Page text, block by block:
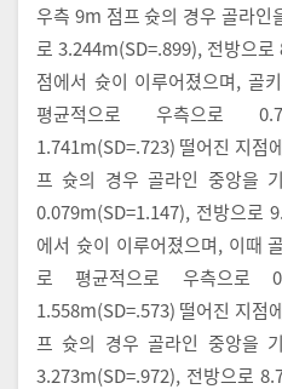
우측 9m 점프 슛의 경우 골라인
로 3.244m(SD=.899), 전방으
점에서 슛이 이루어졌으며, 골
평균적으로 우측으로
1.741m(SD=.723) 떨어진 지점
프 슛의 경우 골라인 중앙을
0.079m(SD=1.147), 전방으로
에서 슛이 이루어졌으며, 이때
로 평균적으로 우측으로
1.558m(SD=.573) 떨어진 지점
프 슛의 경우 골라인 중앙을
3.273m(SD=.972), 전방으로